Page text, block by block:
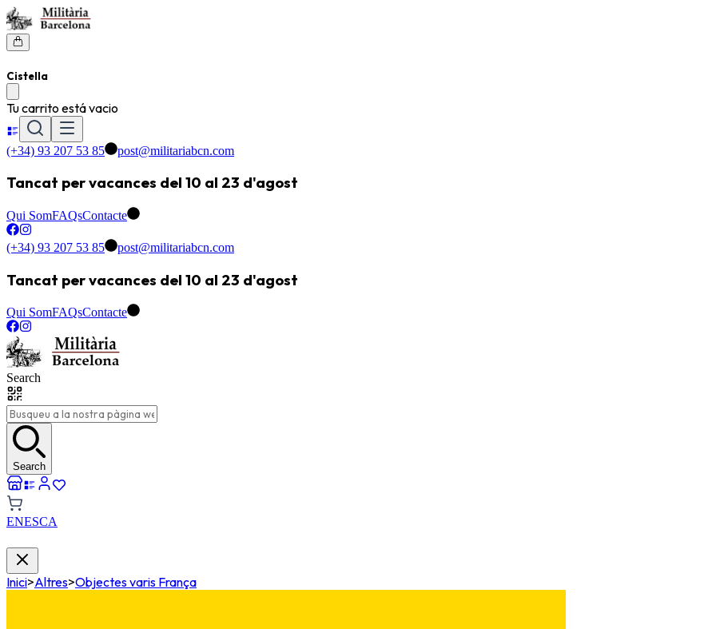
Cistella
Tu carrito está vacio
(+34) 93 207 53 85 post@militariabcn.com
Tancat per vacances del 10 al 23 d'agost
Qui SomFAQsContacte
(+34) 93 207 53 85 post@militariabcn.com
Tancat per vacances del 10 al 23 d'agost
Qui SomFAQsContacte
Search
Search
ENESCA
Inici>Altres>Objectes varis França